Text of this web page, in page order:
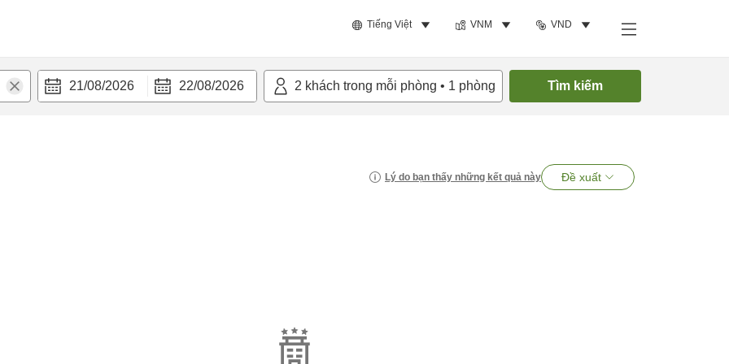
Tiếng Việt VNM VND
21/08/2026 22/08/2026 2 khách trong mỗi phòng • 1 phòng Tìm kiếm
Lý do bạn thấy những kết quả này Đề xuất